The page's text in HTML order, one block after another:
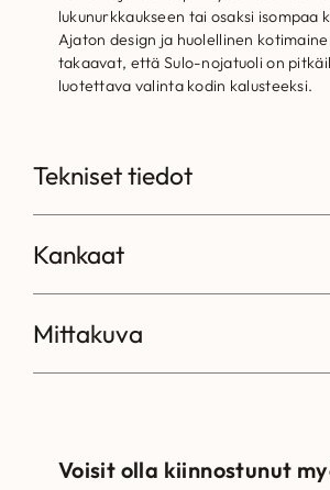
lukunurkkaukseen tai osaksi isompaa
Ajaton design ja huolellinen
takaavat, että Sulo-nojatuoli on
luotettava valinta kodin kalusteeksi.
Tekniset tiedot
Kankaat
Mittakuva
Voisit olla kiinnostunut